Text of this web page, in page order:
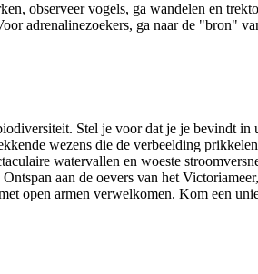
observeer vogels, ga wandelen en
adrenalinezoekers, ga naar de "bron"
Stel je voor dat je je bevindt in
wezens die de verbeelding
watervallen en woeste
aan de oevers van het
open armen verwelkomen. Kom een